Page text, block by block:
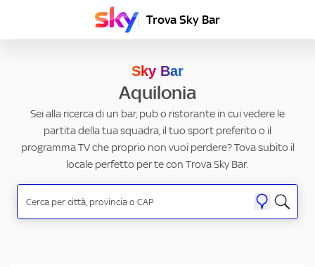
Trova Sky Bar
Sky Bar
Aquilonia
Sei alla ricerca di un bar, pub o ristorante in cui vedere le
partita della tua squadra, il tuo sport preferito o il
programma TV che proprio non vuoi perdere? Tova subito il
locale perfetto per te con Trova Sky Bar.